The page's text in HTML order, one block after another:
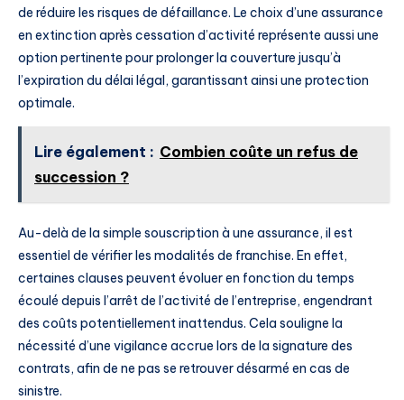
de réduire les risques de défaillance. Le choix d’une assurance
en extinction après cessation d’activité représente aussi une
option pertinente pour prolonger la couverture jusqu’à
l’expiration du délai légal, garantissant ainsi une protection
optimale.
Lire également : Combien coûte un refus de
succession ?
Au-delà de la simple souscription à une assurance, il est
essentiel de vérifier les modalités de franchise. En effet,
certaines clauses peuvent évoluer en fonction du temps
écoulé depuis l’arrêt de l’activité de l’entreprise, engendrant
des coûts potentiellement inattendus. Cela souligne la
nécessité d’une vigilance accrue lors de la signature des
contrats, afin de ne pas se retrouver désarmé en cas de
sinistre.